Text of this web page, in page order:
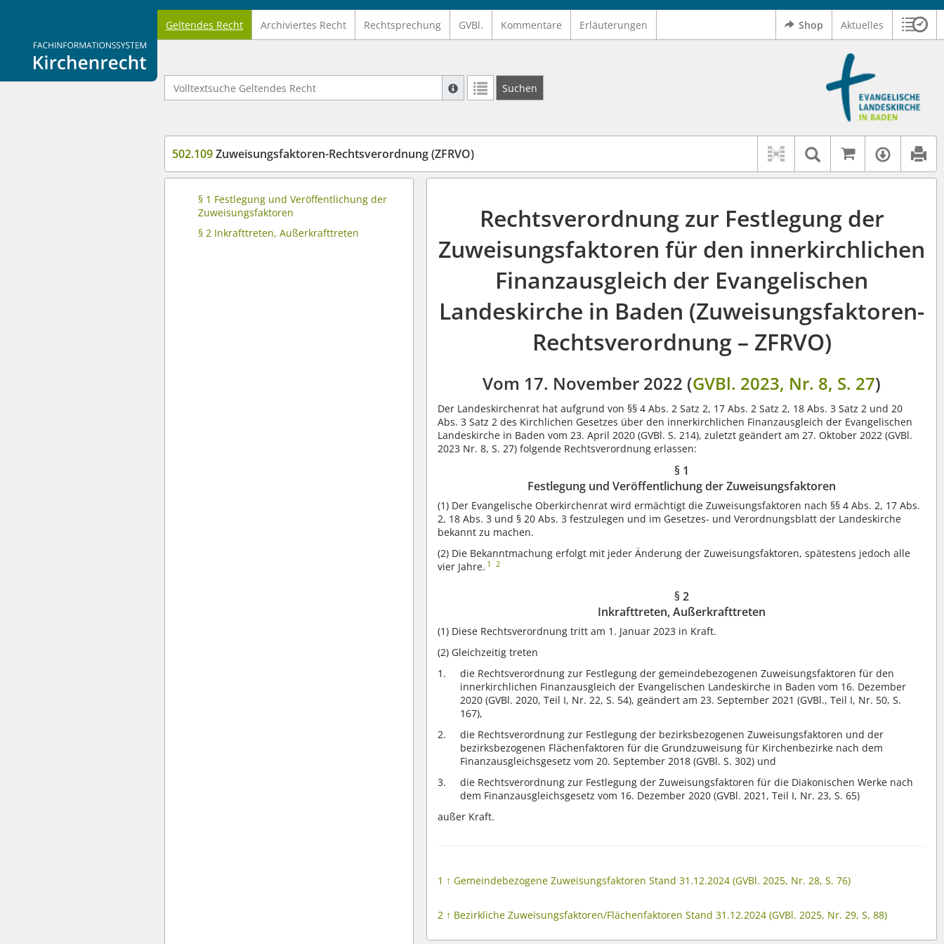
Logo Fachinformationssystem Kirchenrecht
Geltendes Recht Archiviertes Recht Rechtsprechung GVBl. Kommentare Erläuterungen Shop Aktuelles
Volltextsuche Geltendes Recht
Suche mit Platzhalter "*", Bsp. Pfarrer*, findet auch: "Pfarrerinitiative" oder "Pfarrerausschuss".
Suchen
502.109Zuweisungsfaktoren-Rechtsverordnung (ZFRVO) Textsuche im
Auf
§ 1 Festlegung und Veröffentlichung der
Zuweisungsfaktoren
§ 2 Inkrafttreten, Außerkrafttreten
Rechtsverordnung zur Festlegung der
Zuweisungsfaktoren für den innerkirchlichen
Finanzausgleich der Evangelischen
Landeskirche in Baden (Zuweisungsfaktoren-
Rechtsverordnung – ZFRVO)
Vom 17. November 2022 (GVBl. 2023, Nr. 8, S. 27)
Der Landeskirchenrat hat aufgrund von §§ 4 Abs. 2 Satz 2, 17 Abs. 2 Satz 2, 18 Abs. 3 Satz 2 und 20
Abs. 3 Satz 2 des Kirchlichen Gesetzes über den innerkirchlichen Finanzausgleich der Evangelischen
Landeskirche in Baden vom 23. April 2020 (GVBl. S. 214), zuletzt geändert am 27. Oktober 2022 (GVBl.
2023 Nr. 8, S. 27) folgende Rechtsverordnung erlassen:
§ 1
Festlegung und Veröffentlichung der Zuweisungsfaktoren
(1) Der Evangelische Oberkirchenrat wird ermächtigt die Zuweisungsfaktoren nach §§ 4 Abs. 2, 17 Abs.
2, 18 Abs. 3 und § 20 Abs. 3 festzulegen und im Gesetzes- und Verordnungsblatt der Landeskirche
bekannt zu machen.
(2) Die Bekanntmachung erfolgt mit jeder Änderung der Zuweisungsfaktoren, spätestens jedoch alle
vier Jahre. 1 2
§ 2
Inkrafttreten, Außerkrafttreten
(1) Diese Rechtsverordnung tritt am 1. Januar 2023 in Kraft.
(2) Gleichzeitig treten
die Rechtsverordnung zur Festlegung der gemeindebezogenen Zuweisungsfaktoren für den
innerkirchlichen Finanzausgleich der Evangelischen Landeskirche in Baden vom 16. Dezember
2020 (GVBl. 2020, Teil I, Nr. 22, S. 54), geändert am 23. September 2021 (GVBl., Teil I, Nr. 50, S.
167),
die Rechtsverordnung zur Festlegung der bezirksbezogenen Zuweisungsfaktoren und der
bezirksbezogenen Flächenfaktoren für die Grundzuweisung für Kirchenbezirke nach dem
Finanzausgleichsgesetz vom 20. September 2018 (GVBl. S. 302) und
die Rechtsverordnung zur Festlegung der Zuweisungsfaktoren für die Diakonischen Werke nach
dem Finanzausgleichsgesetz vom 16. Dezember 2020 (GVBl. 2021, Teil I, Nr. 23, S. 65)
außer Kraft.
1 ↑ Gemeindebezogene Zuweisungsfaktoren Stand 31.12.2024 (GVBl. 2025, Nr. 28, S. 76)
2 ↑ Bezirkliche Zuweisungsfaktoren/Flächenfaktoren Stand 31.12.2024 (GVBl. 2025, Nr. 29, S, 88)